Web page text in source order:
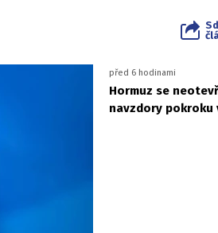
před 6 hodinami
Hormuz se
navzdory pokroku